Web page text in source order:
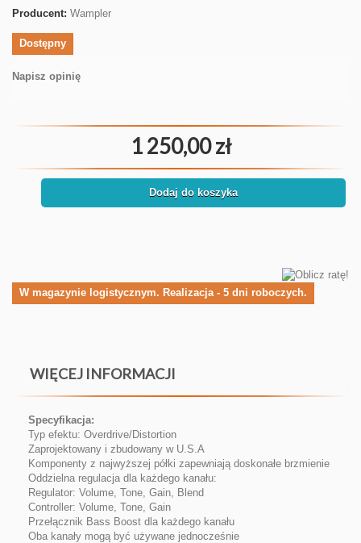
Producent: Wampler
Dostępny
Napisz opinię
1 250,00 zł
Dodaj do koszyka
W magazynie logistycznym. Realizacja - 5 dni roboczych.
WIĘCEJ INFORMACJI
Specyfikacja:
Typ efektu: Overdrive/Distortion
Zaprojektowany i zbudowany w U.S.A
Komponenty z najwyższej półki zapewniają doskonałe brzmienie
Oddzielna regulacja dla każdego kanału:
Regulator: Volume, Tone, Gain, Blend
Controller: Volume, Tone, Gain
Przełącznik Bass Boost dla każdego kanału
Oba kanały mogą być używane jednocześnie